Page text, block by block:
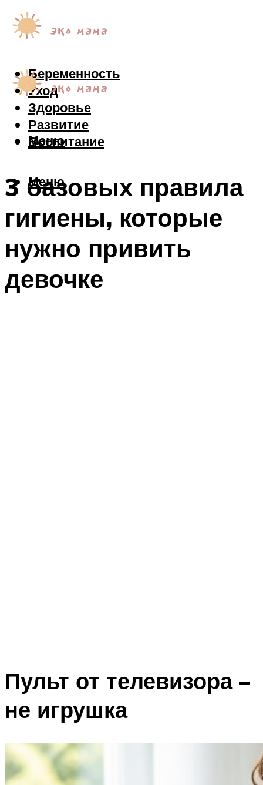
Беременность
Уход
Здоровье
Развитие
Воспитание
Меню
Меню
3 базовых правила
гигиены, которые
нужно привить
девочке
Пульт от телевизора –
не игрушка